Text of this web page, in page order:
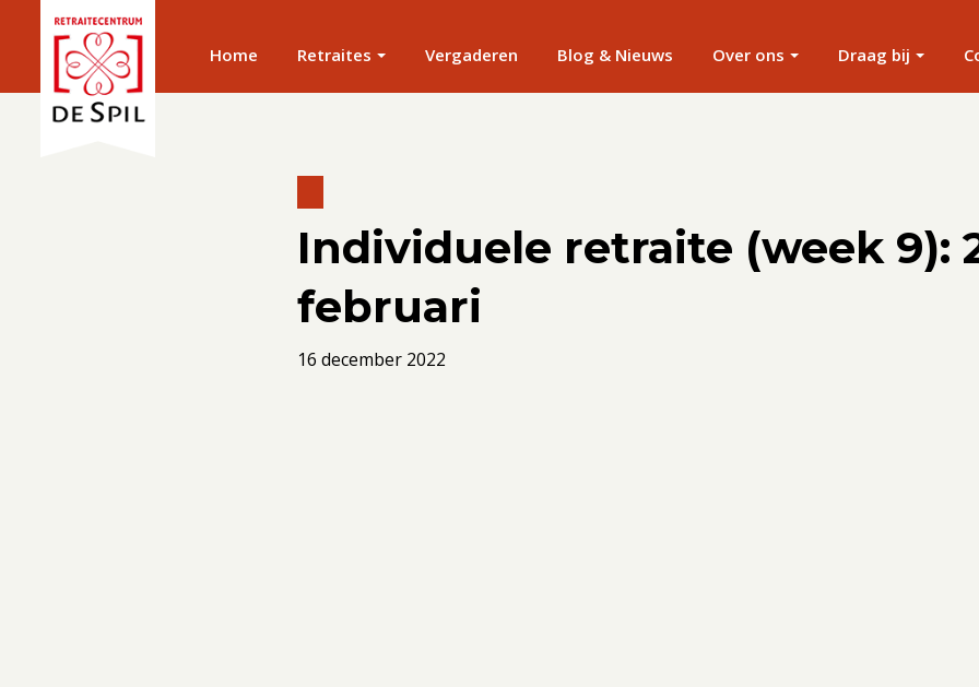
Home Retraites Vergaderen Blog & Nieuws Over ons Draag bij
Individuele retraite (week 9):
februari
16 december 2022